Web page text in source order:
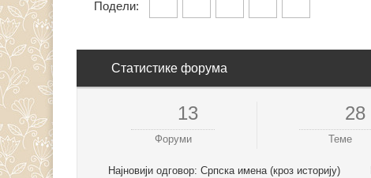
Подели:
Статистике форума
13
Форуми
28
Теме
Најновији одговор:Српска имена (кроз историју)